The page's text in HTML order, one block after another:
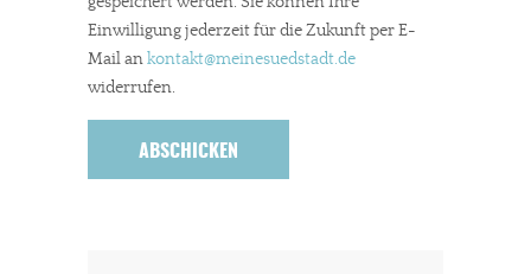
Einwilligung jederzeit für die Zukunft per E-
Mail ankontakt@meinesuedstadt.de
widerrufen.